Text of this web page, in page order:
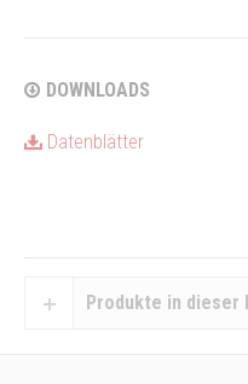
DOWNLOADS
Datenblätter
Produkte in dieser